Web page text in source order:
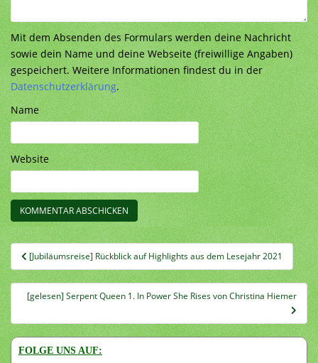
Mit dem Absenden des Formulars werden deine Nachricht
sowie dein Name und deine Webseite (freiwillige Angaben)
gespeichert. Weitere Informationen findest du in der
Datenschutzerklärung.
Name
Website
Beitragsnavigation
[Jubiläumsreise] Rückblick auf Highlights aus dem Lesejahr 2021
[gelesen] Serpent Queen 1. In Power She Rises von Christina Hiemer
FOLGE UNS AUF: